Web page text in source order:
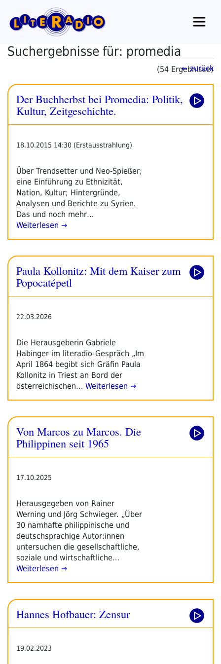
Inhalt
springen
Suchergebnisse für: promedia
(54 Ergebnisse)
← zurück
Der Buchherbst bei Promedia: Politik,
Kultur, Zeitgeschichte.
18.10.2015 14:30 (Erstausstrahlung)
Über Trendsetter und Neo-Spießer;
eine Einführung zu Ethnizität,
Nation, Kultur; Hintergründe,
Analysen und Berichte zu Syrien.
Das und noch mehr…
Weiterlesen →
Paula Kollonitz: Mit dem Kaiser zum
Popocatépetl
22.03.2026
Die Herausgeberin Gabriele
Habinger im literadio-Gespräch „Im
April 1864 begibt sich Gräfin Paula
Kollonitz in Triest an Bord der
österreichischen… Weiterlesen →
Von Marcos zu Marcos. Die
Philippinen seit 1965
17.10.2025
Herausgegeben von Rainer
Werning und Jörg Schwieger. „Über
30 namhafte philippinische und
deutschsprachige Autor:innen
untersuchen die gesellschaftliche,
soziale und wirtschaftliche…
Weiterlesen →
Hannes Hofbauer: Zensur
19.02.2023